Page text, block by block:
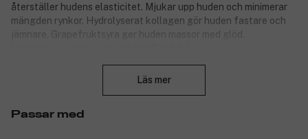
återställer hudens elasticitet. Mjukar upp huden och minimerar
mängden rynkor. Hydrolyserat kollagen gör huden fastare och
jämnare. Grapefruktsyra ger huden massor med glöd.
Läs mer
Passar med